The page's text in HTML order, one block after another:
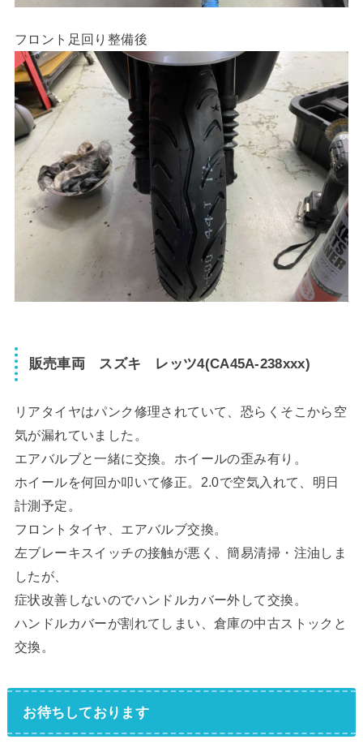
フロント足回り整備後
販売車両 スズキ レッツ4(CA45A-238xxx)
リアタイヤはパンク修理されていて、恐らくそこから空
気が漏れていました。
エアバルブと一緒に交換。ホイールの歪み有り。
ホイールを何回か叩いて修正。2.0で空気入れて、明日
計測予定。
フロントタイヤ、エアバルブ交換。
左ブレーキスイッチの接触が悪く、簡易清掃・注油しま
したが、
症状改善しないのでハンドルカバー外して交換。
ハンドルカバーが割れてしまい、倉庫の中古ストックと
交換。
お待ちしております